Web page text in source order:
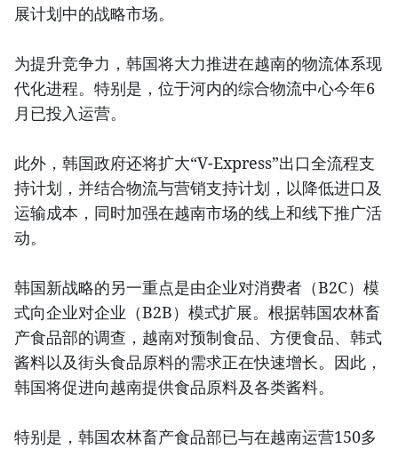
展计划中的战略市场。
为提升竞争力，韩国将大力推进在越南的物流体系现
代化进程。特别是，位于河内的综合物流中心今年6
月已投入运营。
此外，韩国政府还将扩大“V-Express”出口全流程支
持计划，并结合物流与营销支持计划，以降低进口及
运输成本，同时加强在越南市场的线上和线下推广活
动。
韩国新战略的另一重点是由企业对消费者（B2C）模
式向企业对企业（B2B）模式扩展。根据韩国农林畜
产食品部的调查，越南对预制食品、方便食品、韩式
酱料以及街头食品原料的需求正在快速增长。因此，
韩国将促进向越南提供食品原料及各类酱料。
特别是，韩国农林畜产食品部已与在越南运营150多